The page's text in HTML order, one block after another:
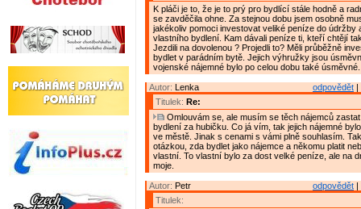
K pláči je to, že je to prý pro bydlící stále hodně a
se zavděčila ohne. Za stejnou dobu jsem osobně
jakékoliv pomoci investovat veliké peníze do údržby
vlastního bydlení. Kam dávali peníze ti, kteří chtějí
Jezdili na dovolenou ? Projedli to? Měli průběžně
bydlet v parádním bytě. Jejich výhružky jsou
vojenské nájemné bylo po celou dobu také úsměvné.
odpovědět |
Autor: Lenka
Titulek: Re:
Omlouvám se, ale musím se těch nájemců
bydlení za hubičku. Co já vím, tak jejich nájemné
ve městě. Jinak s cenami s vámi plně souhlasím.
otázkou, zda bydlet jako nájemce a někomu platit
vlastní. To vlastní bylo za dost velké peníze, ale na
moje.
odpovědět |
Autor: Petr
Titulek: